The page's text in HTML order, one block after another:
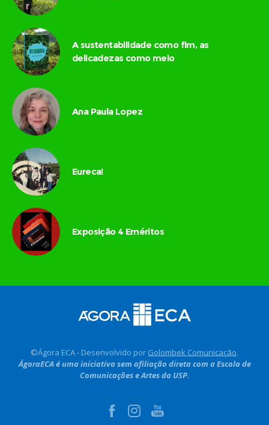
A sustentabilidade como fim, as
delicadezas como meio
Ana Paula Lopez
Eureca!
Exposição 4 Eméritos
©Ágora ECA - Desenvolvido por Golombek Comunicação.
ÁgoraECA é uma iniciativa sem afiliação direta com a Escola de
Comunicações e Artes da USP.